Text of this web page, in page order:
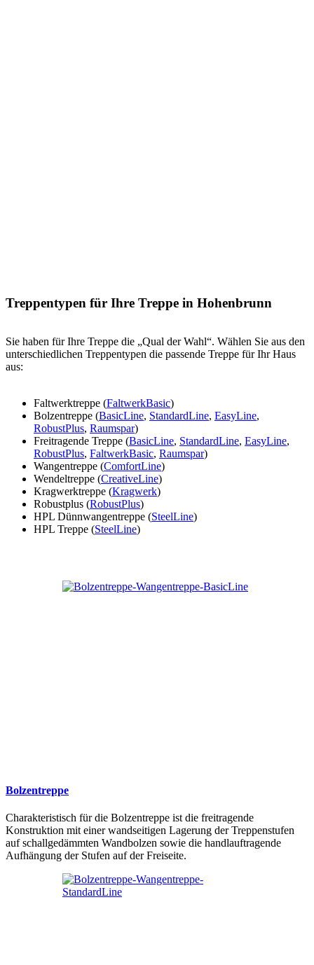
Treppentypen für Ihre Treppe in Hohenbrunn
Sie haben für Ihre Treppe die „Qual der Wahl“. Wählen Sie aus den
unterschiedlichen Treppentypen die passende Treppe für Ihr Haus
aus:
Faltwerktreppe (FaltwerkBasic)
Bolzentreppe (BasicLine, StandardLine, EasyLine,
RobustPlus, Raumspar)
Freitragende Treppe (BasicLine, StandardLine, EasyLine,
RobustPlus, FaltwerkBasic, Raumspar)
Wangentreppe (ComfortLine)
Wendeltreppe (CreativeLine)
Kragwerktreppe (Kragwerk)
Robustplus (RobustPlus)
HPL Dünnwangentreppe (SteelLine)
HPL Treppe (SteelLine)
Bolzentreppe
Charakteristisch für die Bolzentreppe ist die freitragende
Konstruktion mit einer wandseitigen Lagerung der Treppenstufen
auf schallgedämmten Wandbolzen sowie die handlauftragende
Aufhängung der Stufen auf der Freiseite.